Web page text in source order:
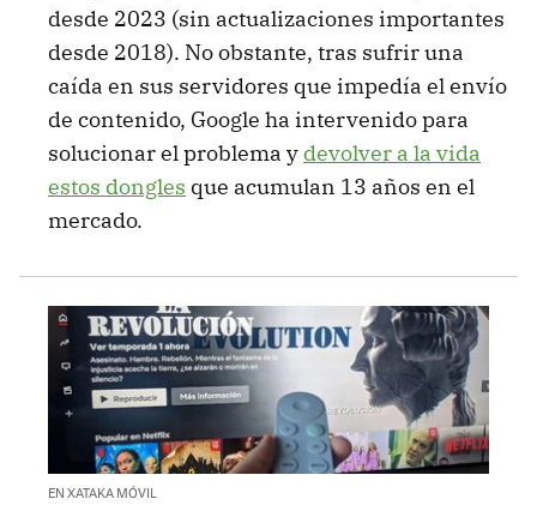
desde 2023 (sin actualizaciones importantes
desde 2018). No obstante, tras sufrir una
caída en sus servidores que impedía el envío
de contenido, Google ha intervenido para
solucionar el problema y devolver a la vida
estos dongles que acumulan 13 años en el
mercado.
EN XATAKA MÓVIL